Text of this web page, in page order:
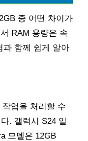
중 어떤 차이가
RAM 용량은 속
과 함께 쉽게 알아
업을 처리할 수
. 갤럭시 S24 일
모델은 12GB